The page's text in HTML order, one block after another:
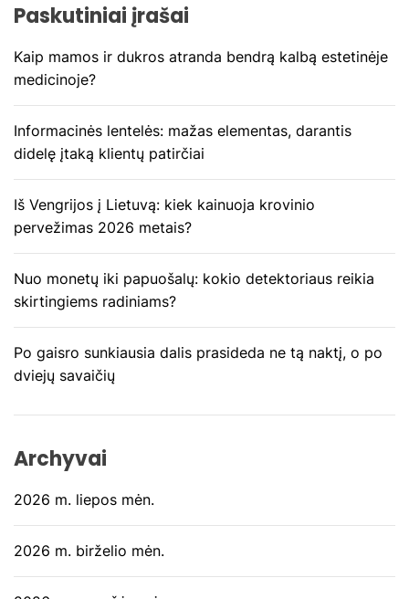
a
t
a
r
p
į
r
a
š
ų
Paskutiniai įrašai
Kaip mamos ir dukros atranda bendrą kalbą estetinėje
medicinoje?
Informacinės lentelės: mažas elementas, darantis
didelę įtaką klientų patirčiai
Iš Vengrijos į Lietuvą: kiek kainuoja krovinio
pervežimas 2026 metais?
Nuo monetų iki papuošalų: kokio detektoriaus reikia
skirtingiems radiniams?
Po gaisro sunkiausia dalis prasideda ne tą naktį, o po
dviejų savaičių
Archyvai
2026 m. liepos mėn.
2026 m. birželio mėn.